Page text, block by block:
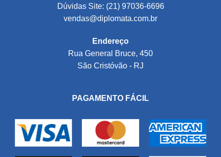
Dúvidas Site: (21) 97036-6696
vendas@diplomata.com.br
Endereço
Rua General Bruce, 450
São Cristóvão - RJ
PAGAMENTO FÁCIL